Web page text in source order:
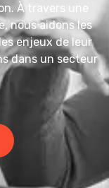
À travers une
nous aidons les
enjeux de leur
dans un secteur